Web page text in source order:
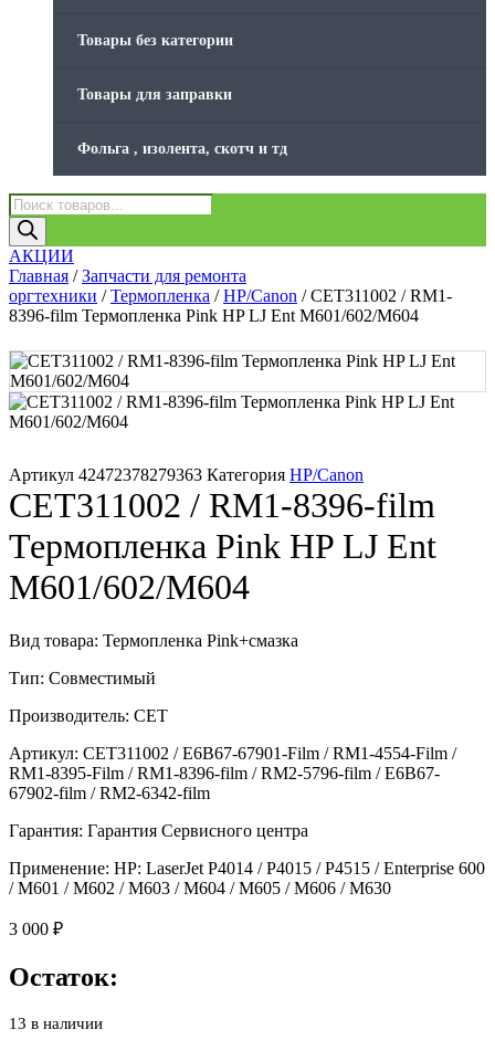
Товары без категории
Товары для заправки
Фольга , изолента, скотч и тд
Поиск
товаров
АКЦИИ
Главная /Запчасти для ремонта
оргтехники /Термопленка /HP/Canon / CET311002 / RM1-
8396-film Термопленка Pink HP LJ Ent M601/602/M604
Артикул 42472378279363 Категория HP/Canon
CET311002 / RM1-8396-film
Термопленка Pink HP LJ Ent
M601/602/M604
Вид товара: Термопленка Pink+смазка
Тип: Совместимый
Производитель: CET
Артикул: CET311002 / E6B67-67901-Film / RM1-4554-Film /
RM1-8395-Film / RM1-8396-film / RM2-5796-film / E6B67-
67902-film / RM2-6342-film
Гарантия: Гарантия Сервисного центра
Применение: HP: LaserJet P4014 / P4015 / P4515 / Enterprise 600
/ M601 / M602 / M603 / M604 / M605 / M606 / M630
3 000 ₽
Остаток:
13 в наличии